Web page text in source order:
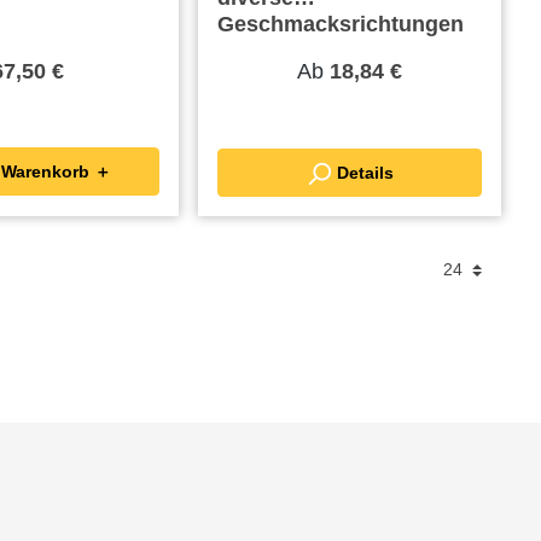
€
In den Warenkorb ＋
Geschmacksrichtungen
Ab 18,84 €
Details